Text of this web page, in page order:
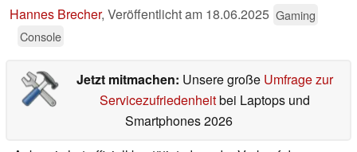
Hannes Brecher, Veröffentlicht am 18.06.2025 Gaming
Console
Jetzt mitmachen: Unsere große Umfrage zur
Servicezufriedenheitbei Laptops und
Smartphones 2026